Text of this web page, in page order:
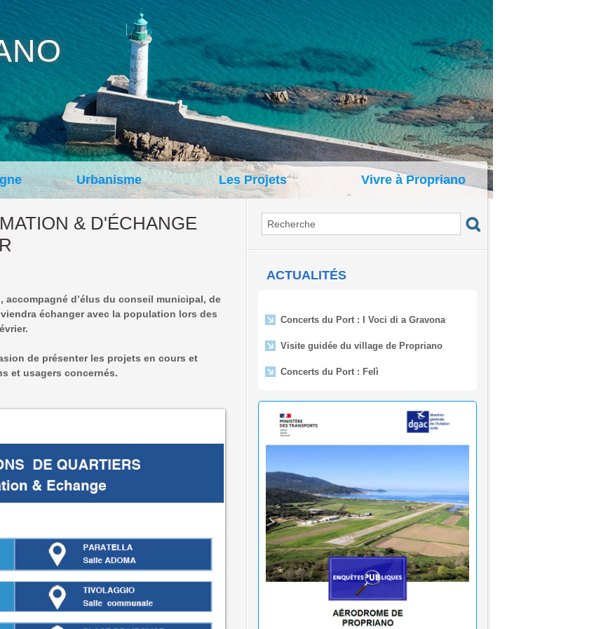
Urbanisme Les Projets Vivre à Propriano
& D'ÉCHANGE
accompagné d’élus du conseil municipal, de
échanger avec la population lors des
de présenter les projets en cours et
et usagers concernés.
ACTUALITÉS
l'Établissement du plan de servitudes
aéronautiques de dégagement de l’aérodrome
de Propriano
Lido - Purraja ✅
Fermeture temporaire de la baignade Plage
du Lido - Purraja par mesure de précaution
Décision du Maire du 09 juillet 2026